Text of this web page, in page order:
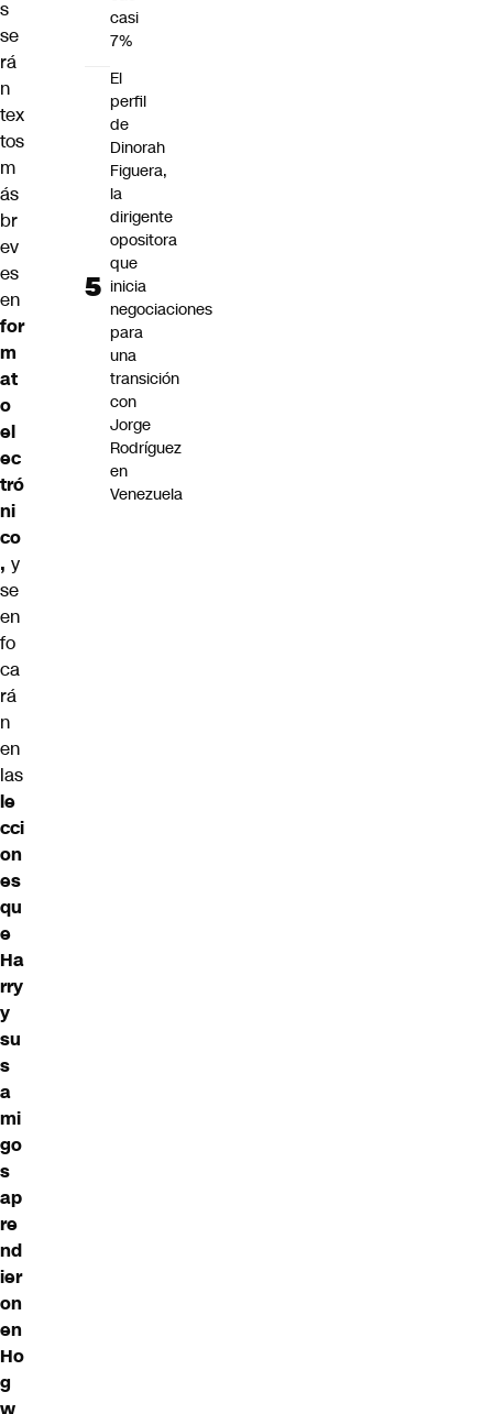
s
se
rá
n
tex
tos
m
ás
br
ev
es
en
for
m
at
o
el
ec
tró
ni
co
, y
se
en
fo
ca
rá
n
en
las
le
cci
on
es
qu
e
Ha
rry
y
su
s
a
mi
go
s
ap
re
nd
ier
on
en
Ho
g
w
casi
7%
El
perfil
de
Dinorah
Figuera,
la
dirigente
opositora
que
inicia
negociaciones
para
una
transición
con
Jorge
Rodríguez
en
Venezuela